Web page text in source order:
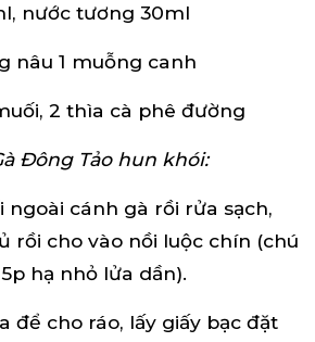
nước tương 30ml
nâu 1 muỗng canh
2 thìa cà phê đường
Đông Tảo hun khói:
ngoài cánh gà rồi rửa sạch,
rồi cho vào nồi luộc chín (chú
hạ nhỏ lửa dần).
để cho ráo, lấy giấy bạc đặt